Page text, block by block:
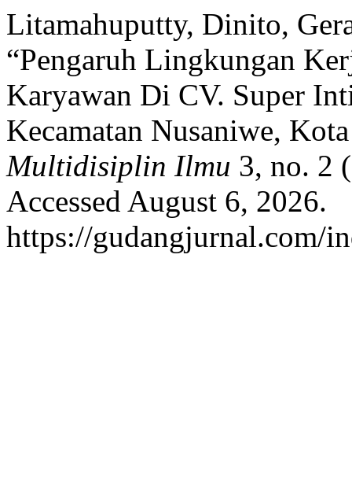
Litamahuputty, Dinito,
“Pengaruh Lingkungan
Karyawan Di CV. Super
Kecamatan Nusaniwe,
Multidisiplin Ilmu 3, no. 2
Accessed August 6, 2026.
https://gudangjurnal.com/